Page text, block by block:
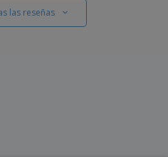
las reseñas